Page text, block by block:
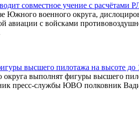
совместное учение с расчётами
Южного военного округа,
авиации с войсками
высшего пилотажа на высоте до
выполнят фигуры высшего
пресс-службы ЮВО полковник